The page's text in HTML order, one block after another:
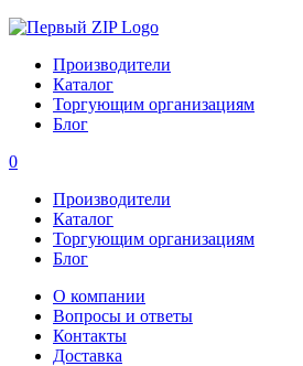
Производители
Каталог
Торгующим организациям
Блог
0
Производители
Каталог
Торгующим организациям
Блог
О компании
Вопросы и ответы
Контакты
Доставка